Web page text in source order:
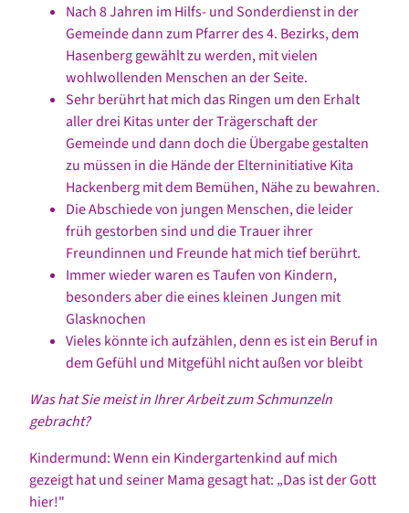
Nach 8 Jahren im Hilfs- und Sonderdienst in der
Gemeinde dann zum Pfarrer des 4. Bezirks, dem
Hasenberg gewählt zu werden, mit vielen
wohlwollenden Menschen an der Seite.
Sehr berührt hat mich das Ringen um den Erhalt
aller drei Kitas unter der Trägerschaft der
Gemeinde und dann doch die Übergabe gestalten
zu müssen in die Hände der Elterninitiative Kita
Hackenberg mit dem Bemühen, Nähe zu bewahren.
Die Abschiede von jungen Menschen, die leider
früh gestorben sind und die Trauer ihrer
Freundinnen und Freunde hat mich tief berührt.
Immer wieder waren es Taufen von Kindern,
besonders aber die eines kleinen Jungen mit
Glasknochen
Vieles könnte ich aufzählen, denn es ist ein Beruf in
dem Gefühl und Mitgefühl nicht außen vor bleibt
Was hat Sie meist in Ihrer Arbeit zum Schmunzeln
gebracht?
Kindermund: Wenn ein Kindergartenkind auf mich
gezeigt hat und seiner Mama gesagt hat: „Das ist der Gott
hier!"